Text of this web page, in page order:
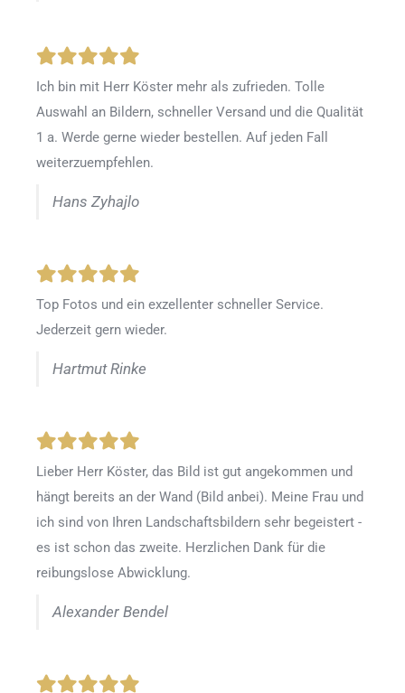
Ich bin mit Herr Köster mehr als zufrieden. Tolle
Auswahl an Bildern, schneller Versand und die Qualität
1 a. Werde gerne wieder bestellen. Auf jeden Fall
weiterzuempfehlen.
Hans Zyhajlo
Top Fotos und ein exzellenter schneller Service.
Jederzeit gern wieder.
Hartmut Rinke
Lieber Herr Köster, das Bild ist gut angekommen und
hängt bereits an der Wand (Bild anbei). Meine Frau und
ich sind von Ihren Landschaftsbildern sehr begeistert -
es ist schon das zweite. Herzlichen Dank für die
reibungslose Abwicklung.
Alexander Bendel